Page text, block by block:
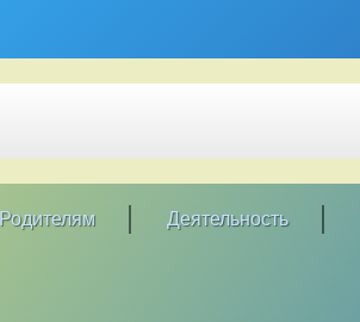
Родителям Деятельность